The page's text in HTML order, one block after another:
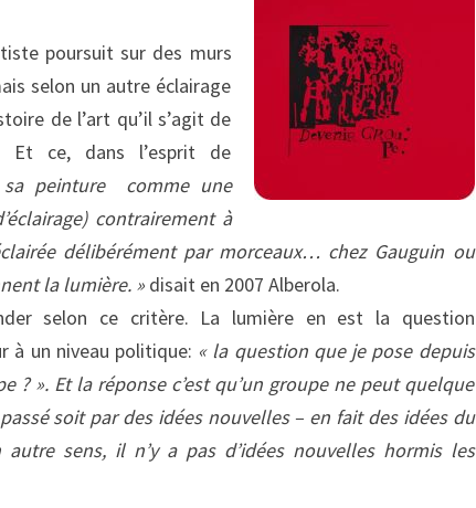
poursuit sur des murs
selon un autre éclairage
de l’art qu’il s’agit de
Et ce, dans l’esprit de
peinture comme une
contrairement à
délibérément par morceaux… chez Gauguin ou
la lumière. » disait en 2007 Alberola.
selon ce critère. La lumière en est la question
à un niveau politique: « la question que je pose depuis
? ». Et la réponse c’est qu’un groupe ne peut quelque
soit par des idées nouvelles – en fait des idées du
sens, il n’y a pas d’idées nouvelles hormis les